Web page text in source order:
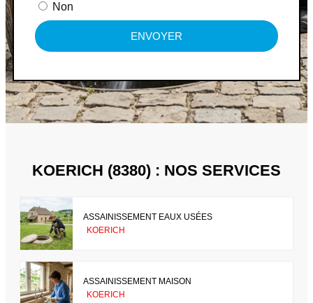
Non
ENVOYER
KOERICH (8380) : NOS SERVICES
ASSAINISSEMENT EAUX USÉES
KOERICH
ASSAINISSEMENT MAISON
KOERICH